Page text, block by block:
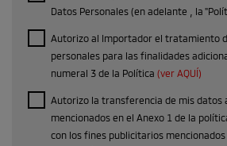
Datos Personales (en adelante , la
Autorizo al Importador el tratamiento
personales para las finalidades
numeral 3 de la Política (ver AQUÍ)
Autorizo la transferencia de mis datos
mencionados en el Anexo 1 de la
con los fines publicitarios mencionados